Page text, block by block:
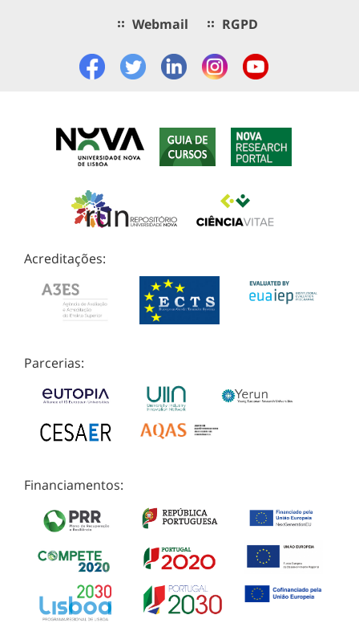
Webmail RGPD
Acreditações:
Parcerias:
Financiamentos: